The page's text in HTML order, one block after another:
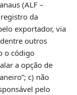
(ALF –
registro da
exportador, via
outros
o código
a opção de
c) não
pelo